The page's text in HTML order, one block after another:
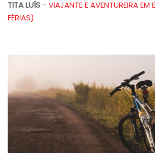
TITA LUÍS - VIAJANTE E AVENTUREIRA EM
FÉRIAS)